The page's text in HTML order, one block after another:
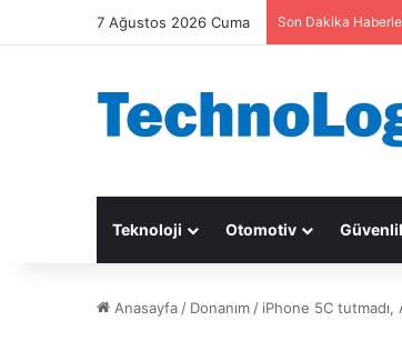
7 Ağustos 2026 Cuma Son Dakika
Teknoloji Otomotiv
Anasayfa / Donanım / iPhone 5C tutmadı,